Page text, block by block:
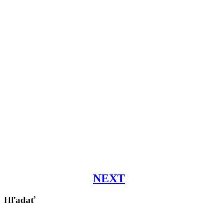
NEXT
Hľadať